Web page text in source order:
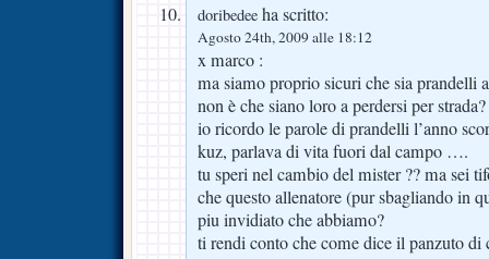
doribedee ha scritto:
Agosto 24th, 2009 alle 18:12
x marco :
ma siamo proprio sicuri che sia prandelli
non è che siano loro a perdersi per strada?
io ricordo le parole di prandelli l’anno
kuz, parlava di vita fuori dal campo ….
tu speri nel cambio del mister ?? ma sei
che questo allenatore (pur sbagliando in
piu invidiato che abbiamo?
ti rendi conto che come dice il panzuto di